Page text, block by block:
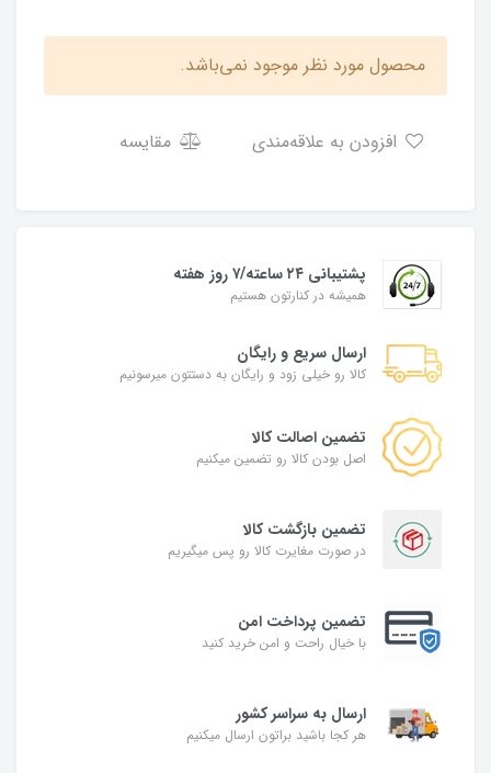
محصول مورد نظر موجود نمی‌باشد.
مقایسه
پشتیبانی ۲۴ ساعته/۷ روز هفته
همیشه در کنارتون هستیم
ارسال سریع و رایگان
کالا رو خیلی زود و رایگان به دستتون میرسونیم
تضمین اصالت کالا
اصل بودن کالا رو تضمین میکنیم
تضمین بازگشت کالا
در صورت مغایرت کالا رو پس میگیریم
تضمین پرداخت امن
با خیال راحت و امن خرید کنید
ارسال به سراسر کشور
هر کجا باشید براتون ارسال میکنیم